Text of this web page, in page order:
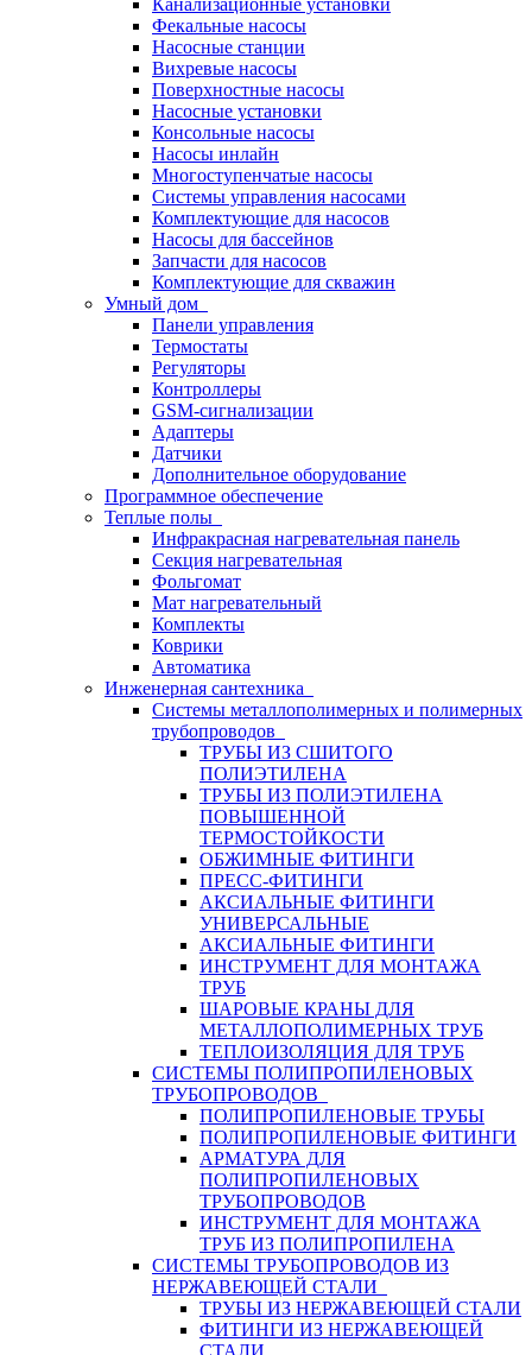
Канализационные установки
Фекальные насосы
Насосные станции
Вихревые насосы
Поверхностные насосы
Насосные установки
Консольные насосы
Насосы инлайн
Многоступенчатые насосы
Системы управления насосами
Комплектующие для насосов
Насосы для бассейнов
Запчасти для насосов
Комплектующие для скважин
Умный дом
Панели управления
Термостаты
Регуляторы
Контроллеры
GSM-сигнализации
Адаптеры
Датчики
Дополнительное оборудование
Программное обеспечение
Теплые полы
Инфракрасная нагревательная панель
Секция нагревательная
Фольгомат
Мат нагревательный
Комплекты
Коврики
Автоматика
Инженерная сантехника
Системы металлополимерных и полимерных
трубопроводов
ТРУБЫ ИЗ СШИТОГО
ПОЛИЭТИЛЕНА
ТРУБЫ ИЗ ПОЛИЭТИЛЕНА
ПОВЫШЕННОЙ
ТЕРМОСТОЙКОСТИ
ОБЖИМНЫЕ ФИТИНГИ
ПРЕСС-ФИТИНГИ
АКСИАЛЬНЫЕ ФИТИНГИ
УНИВЕРСАЛЬНЫЕ
АКСИАЛЬНЫЕ ФИТИНГИ
ИНСТРУМЕНТ ДЛЯ МОНТАЖА
ТРУБ
ШАРОВЫЕ КРАНЫ ДЛЯ
МЕТАЛЛОПОЛИМЕРНЫХ ТРУБ
ТЕПЛОИЗОЛЯЦИЯ ДЛЯ ТРУБ
СИСТЕМЫ ПОЛИПРОПИЛЕНОВЫХ
ТРУБОПРОВОДОВ
ПОЛИПРОПИЛЕНОВЫЕ ТРУБЫ
ПОЛИПРОПИЛЕНОВЫЕ ФИТИНГИ
АРМАТУРА ДЛЯ
ПОЛИПРОПИЛЕНОВЫХ
ТРУБОПРОВОДОВ
ИНСТРУМЕНТ ДЛЯ МОНТАЖА
ТРУБ ИЗ ПОЛИПРОПИЛЕНА
СИСТЕМЫ ТРУБОПРОВОДОВ ИЗ
НЕРЖАВЕЮЩЕЙ СТАЛИ
ТРУБЫ ИЗ НЕРЖАВЕЮЩЕЙ СТАЛИ
ФИТИНГИ ИЗ НЕРЖАВЕЮЩЕЙ
СТАЛИ